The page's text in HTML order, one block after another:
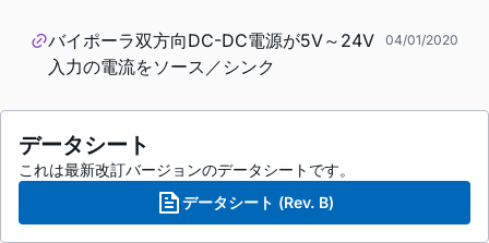
バイポーラ双方向DC-DC電源が5V～24V
入力の電流をソース／シンク
04/01/2020
データシート
これは最新改訂バージョンのデータシートです。
データシート (Rev. B)